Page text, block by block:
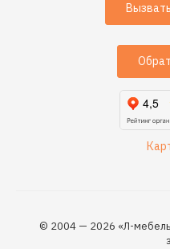
© 2004 — 2026 «Л-